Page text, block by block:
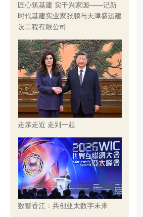
匠心筑基建 实干兴家国——记新
时代基建实业家张鹏与天津盛运建
设工程有限公司
走亲走近 走到一起
数智香江：共创亚太数字未来